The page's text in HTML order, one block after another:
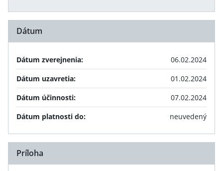
Dátum
Dátum zverejnenia:
06.02.2024
Dátum uzavretia:
01.02.2024
Dátum účinnosti:
07.02.2024
Dátum platnosti do:
neuvedený
Príloha